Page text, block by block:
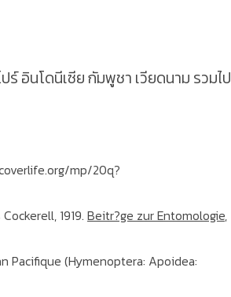
อินโดนีเซีย กัมพูชา เวียดนาม รวมไป
mp/20q?
1919. Beitr?ge zur Entomologie,
Pacifique (Hymenoptera: Apoidea: